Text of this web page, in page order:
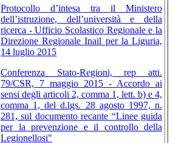
Protocollo d’intesa tra il Ministero
dell’istruzione, dell’università e della
ricerca - Ufficio Scolastico Regionale e la
Direzione Regionale Inail per la Liguria,
14 luglio 2015
Conferenza Stato-Regioni, rep atti.
79/CSR, 7 maggio 2015 - Accordo ai
sensi degli articoli 2, comma 1, lett. b) e 4,
comma 1, del d.lgs. 28 agosto 1997, n.
281, sul documento recante “Linee guida
per la prevenzione e il controllo della
Legionellosi"